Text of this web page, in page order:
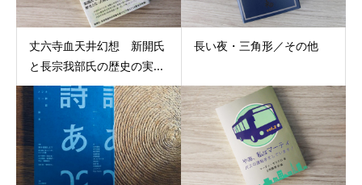
丈六寺血天井幻想 新開氏
と長宗我部氏の歴史の実...
長い夜・三角形／その他